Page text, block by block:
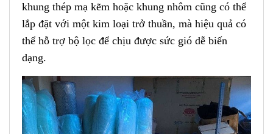
khung thép mạ kẽm hoặc khung nhôm cũng có thể
lắp đặt với một kim loại trở thuần, mà hiệu quả có
thể hỗ trợ bộ lọc để chịu được sức gió dễ biến
dạng.